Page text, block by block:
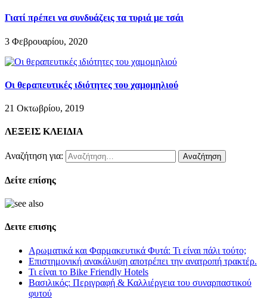
Γιατί πρέπει να συνδυάζεις τα τυριά με τσάι
3 Φεβρουαρίου, 2020
Οι θεραπευτικές ιδιότητες του χαμομηλιού
21 Οκτωβρίου, 2019
ΛΕΞΕΙΣ ΚΛΕΙΔΙΑ
Αναζήτηση για:
Δείτε επίσης
Δειτε επισης
Αρωματικά και Φαρμακευτικά Φυτά: Τι είναι πάλι τούτο;
Επιστημονική ανακάλυψη αποτρέπει την ανατροπή τρακτέρ.
Τι είναι το Bike Friendly Hotels
Βασιλικός: Περιγραφή & Καλλιέργεια του συναρπαστικού
φυτού